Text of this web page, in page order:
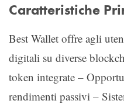
Caratteristiche
Best Wallet offre agli
digitali su diverse
token integrate –
rendimenti passivi –